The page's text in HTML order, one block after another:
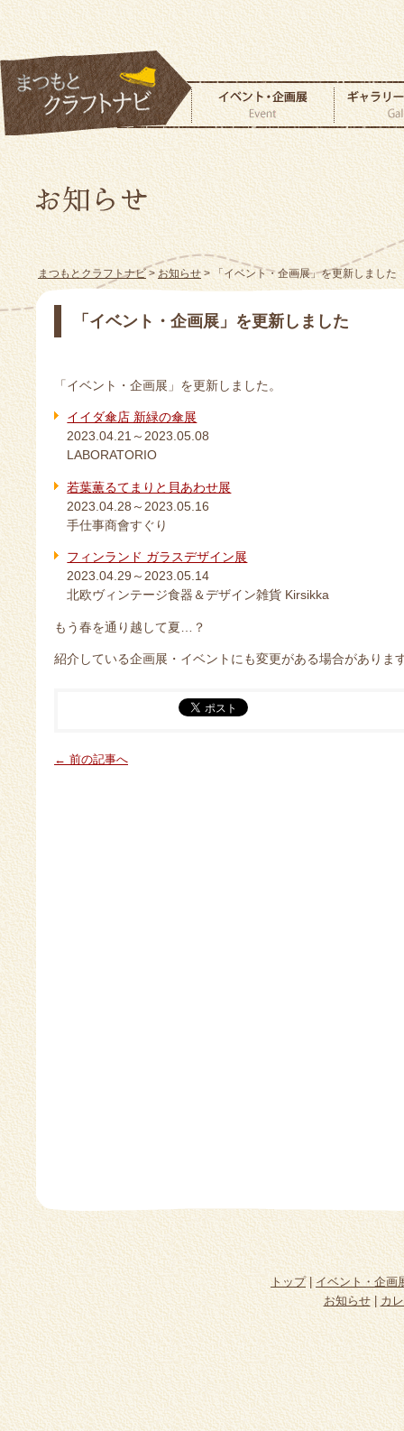
まつもとクラフトナビ>お知らせ> 「イベント・企画展」を更新しました
「イベント・企画展」を更新しました
「イベント・企画展」を更新しました。
イイダ傘店 新緑の傘展
2023.04.21～2023.05.08
LABORATORIO
若葉薫るてまりと貝あわせ展
2023.04.28～2023.05.16
手仕事商會すぐり
フィンランド ガラスデザイン展
2023.04.29～2023.05.14
北欧ヴィンテージ食器＆デザイン雑貨 Kirsikka
もう春を通り越して夏…？
紹介している企画展・イベントにも変更がある場合がありま
← 前の記事へ
トップ|イベント・企画
お知らせ| カ